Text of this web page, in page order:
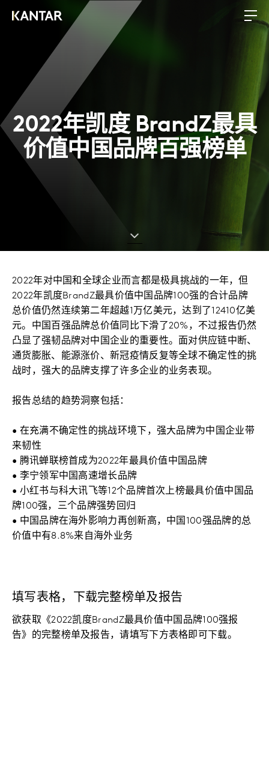
2022年凯度 BrandZ最具
价值中国品牌百强榜单
2022年对中国和全球企业而言都是极具挑战的一年，但
2022年凯度BrandZ最具价值中国品牌100强的合计品牌
总价值仍然连续第二年超越1万亿美元，达到了12410亿美
元。中国百强品牌总价值同比下滑了20%，不过报告仍然
凸显了强韧品牌对中国企业的重要性。面对供应链中断、
通货膨胀、能源涨价、新冠疫情反复等全球不确定性的挑
战时，强大的品牌支撑了许多企业的业务表现。
报告总结的趋势洞察包括：
• 在充满不确定性的挑战环境下，强大品牌为中国企业带
来韧性
• 腾讯蝉联榜首成为2022年最具价值中国品牌
• 李宁领军中国高速增长品牌
• 小红书与科大讯飞等12个品牌首次上榜最具价值中国品
牌100强，三个品牌强势回归
• 中国品牌在海外影响力再创新高，中国100强品牌的总
价值中有8.8%来自海外业务
填写表格，下载完整榜单及报告
欲获取《2022凯度BrandZ最具价值中国品牌100强报
告》的完整榜单及报告，请填写下方表格即可下载。